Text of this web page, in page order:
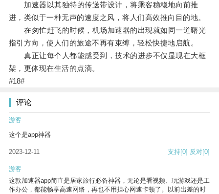
加速器以其独特的传送带设计，将乘客稳稳地向前推
进，类似于一种无声的速度之风，将人们高效推向目的地。
在匆忙赶飞的时候，机场加速器的出现就如同一道曙光
指引方向，使人们的旅途不再有束缚，轻松快捷地启航。
真正让每个人都能感受到，技术的进步不仅显现在大框
架，更体现在生活的点滴。
#18#
评论
游客
这个是app神器
2023-12-11 支持[0] 反对[0]
游客
这款加速器app简直是居家旅行必备神器，无论是看视频、玩游戏还是工
作办公，都能畅享高速网络，再也不用担心网速卡顿了。以前出差的时